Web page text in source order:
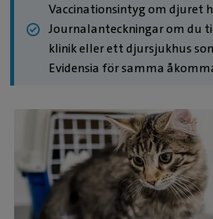
Vaccinationsintyg om djuret
Journalanteckningar om du
klinik eller ett djursjukhus
Evidensia för samma